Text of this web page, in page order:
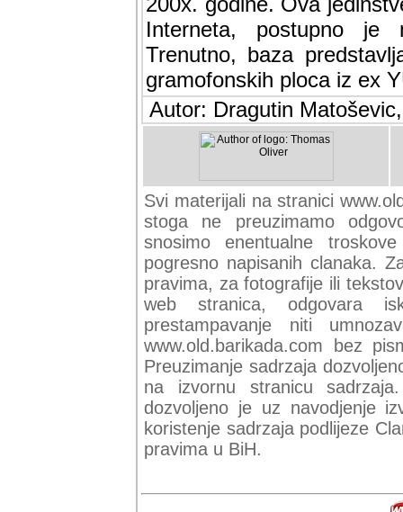
Interneta, postupno je
baza predstavlja
ploca iz ex YU.
Autor: Dragutin
Svi materijali na stranici
stoga ne preuzimamo
snosimo enentualne
pogresno napisanih clanaka.
pravima, za fotografije ili
web stranica, odgovara
prestampavanje niti
www.old.barikada.com bez
Preuzimanje sadrzaja
na izvornu stranicu
dozvoljeno je uz navodjenje
koristenje sadrzaja podlijeze
pravima u BiH.